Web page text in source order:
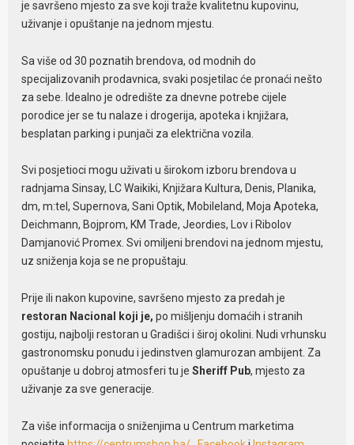
je savršeno mjesto za sve koji traže kvalitetnu kupovinu,
uživanje i opuštanje na jednom mjestu.
Sa više od 30 poznatih brendova, od modnih do
specijalizovanih prodavnica, svaki posjetilac će pronaći nešto
za sebe. Idealno je odredište za dnevne potrebe cijele
porodice jer se tu nalaze i drogerija, apoteka i knjižara,
besplatan parking i punjači za električna vozila.
Svi posjetioci mogu uživati u širokom izboru brendova u
radnjama Sinsay, LC Waikiki, Knjižara Kultura, Denis, Planika,
dm, m:tel, Supernova, Sani Optik, Mobileland, Moja Apoteka,
Deichmann, Bojprom, KM Trade, Jeordies, Lov i Ribolov
Damjanović Promex. Svi omiljeni brendovi na jednom mjestu,
uz sniženja koja se ne propuštaju.
Prije ili nakon kupovine, savršeno mjesto za predah je
restoran Nacional koji je,po mišljenju domaćih i stranih
gostiju, najbolji restoran u Gradišci i široj okolini. Nudi vrhunsku
gastronomsku ponudu i jedinstven glamurozan ambijent. Za
opuštanje u dobroj atmosferi tu jeSheriff Pub, mjesto za
uživanje za sve generacije.
Za više informacija o sniženjima u Centrum marketima